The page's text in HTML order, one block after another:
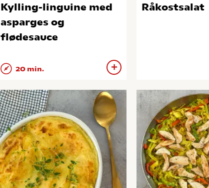
Kylling-linguine med
asparges og
flødesauce
20 min.
Råkostsalat